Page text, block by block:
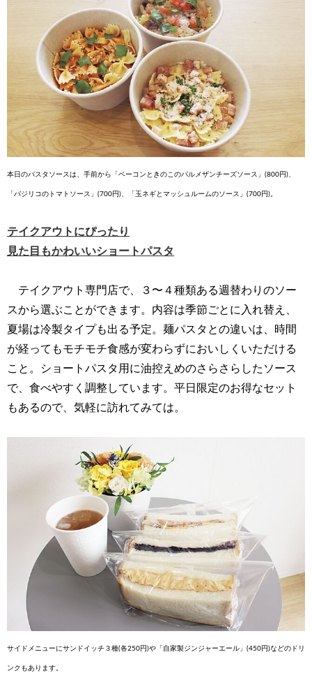
本日のパスタソースは、手前から「ベーコンときのこのパルメザンチーズソース」(800円)、
「バジリコのトマトソース」(700円)、「玉ネギとマッシュルームのソース」(700円)。
テイクアウトにぴったり
見た目もかわいいショートパスタ
テイクアウト専門店で、３〜４種類ある週替わりのソー
スから選ぶことができます。内容は季節ごとに入れ替え、
夏場は冷製タイプも出る予定。麺パスタとの違いは、時間
が経ってもモチモチ食感が変わらずにおいしくいただける
こと。ショートパスタ用に油控えめのさらさらしたソース
で、食べやすく調整しています。平日限定のお得なセット
もあるので、気軽に訪れてみては。
サイドメニューにサンドイッチ３種(各250円)や「自家製ジンジャーエール」(450円)などのドリ
ンクもあります。